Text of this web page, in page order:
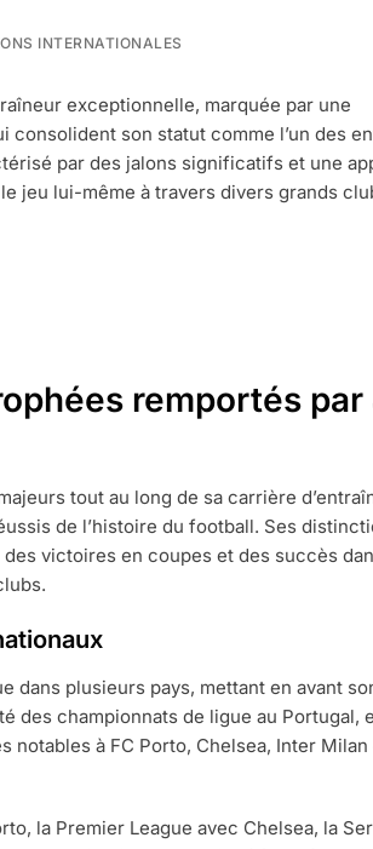
INTERNATIONALES
exceptionnelle, marquée par une
son statut comme l’un des
par des jalons significatifs et une
jeu lui-même à travers divers grands
remportés par
tout au long de sa carrière
de l’histoire du football. Ses
victoires en coupes et des succès
dans plusieurs pays, mettant en avant
des championnats de ligue au Portugal,
notables à FC Porto, Chelsea, Inter Milan
la Premier League avec Chelsea, la